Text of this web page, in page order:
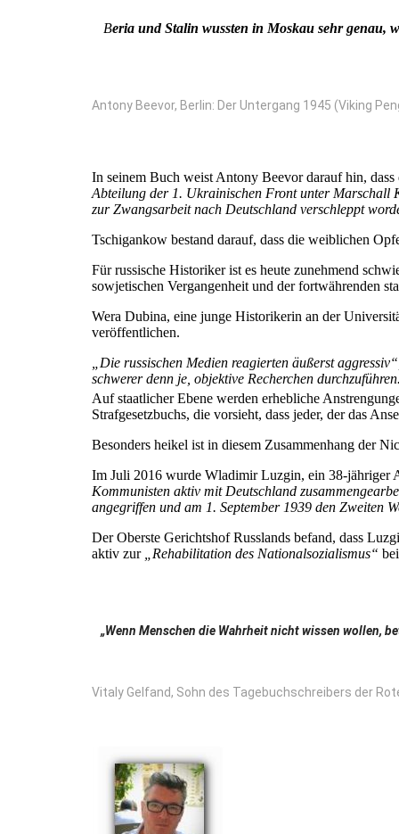
Beria und Stalin wussten in Moskau sehr genau,
Antony Beevor, Berlin: Der Untergang 1945 (Viking
In seinem Buch weist Antony Beevor darauf hin,
Abteilung der 1. Ukrainischen Front unter Marschall
zur Zwangsarbeit nach Deutschland verschleppt
Tschigankow bestand darauf, dass die weiblichen
Für russische Historiker ist es heute zunehmend
sowjetischen Vergangenheit und der fortwährenden
Wera Dubina, eine junge Historikerin an der
veröffentlichen.
„Die russischen Medien reagierten äußerst
schwerer denn je, objektive Recherchen
Auf staatlicher Ebene werden erhebliche
Strafgesetzbuchs, die vorsieht, dass jeder, der das
Besonders heikel ist in diesem Zusammenhang der
Im Juli 2016 wurde Wladimir Luzgin, ein 38-jähriger
Kommunisten aktiv mit Deutschland
angegriffen und am 1. September 1939 den Zweiten
Der Oberste Gerichtshof Russlands befand, dass
aktiv zur
„Rehabilitation des Nationalsozialismus“
„Wenn Menschen die Wahrheit nicht wissen wollen,
Vitaly Gelfand, Sohn des Tagebuchschreibers der